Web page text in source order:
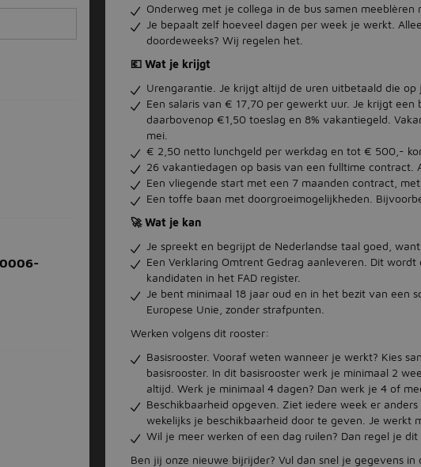
0006-
Onderweg met je collega in de bus samen meeblèren
Je bepaalt zelf hoeveel dagen per week je werkt.
doordeweeks? Wij regelen het.
💶 Wat je krijgt
Urengarantie. Je krijgt altijd de uren uitbetaald die op
Een salaris van € 17,70 per gewerkt uur. Je krijgt
daarbovenop €1,50 toeslag en 8% vakantiegeld.
mei.
€ 2,50 netto lunchgeld per werkdag en tot € 500,-
26 vakantiedagen op basis van een fulltime contract.
Een vliegende start met een 7 maanden contract,
Een toffe baan met doorgroeimogelijkheden.
🚀 Wat je kan
Je spreekt en begrijpt de Nederlandse taal goed,
Een Verklaring Omtrent Gedrag aanleveren. Dit
kandidaten in het FAD register.
Je bent minimaal 18 jaar oud en in het bezit van een
Europese Unie, zonder strafpunten.
Werken volgens dit rooster:
Basisrooster. Vooraf weten wanneer je werkt? Kies
basisrooster. In dit basisrooster werk je minimaal 2
altijd. Werk je minimaal 4 dagen? Dan werk je 4 of
Beschikbaarheid opgeven. Ziet iedere week er
wekelijks je beschikbaarheid door te geven. Je werkt
Wil je meer werken of een dag ruilen? Dan regel je dit
Ben jij onze nieuwe bijrijder? Vul dan snel je gegevens